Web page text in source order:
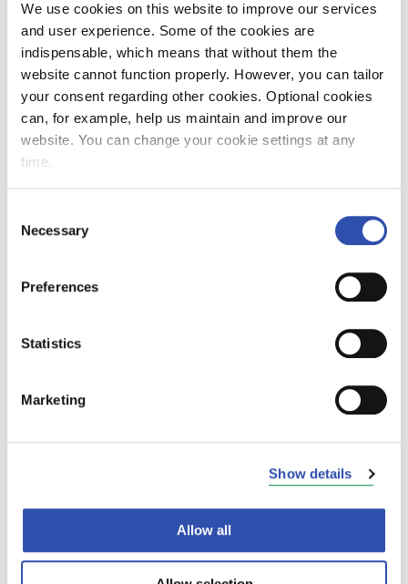
We use cookies on this website to improve our services
and user experience. Some of the cookies are
indispensable, which means that without them the
website cannot function properly. However, you can tailor
your consent regarding other cookies. Optional cookies
can, for example, help us maintain and improve our
website. You can change your cookie settings at any
time.
Selection
Necessary
Preferences
Statistics
Marketing
Show details
Allow all
InterRail-kuukaudet ovat toukokuusta
elokuuhun. Yksittäisistä maista suosituimpia
ovat Italia, Saksa, Ranska ja Sveitsi. InterRail-
kortin voi ostaa kaikilta VR:n palveluasemilta
aikaisintaan kolme kuukautta ennen matkaa.
Lisää InterRail-tietoa löydät VR:n nettisivuilta
www.vr.fi/interrail .